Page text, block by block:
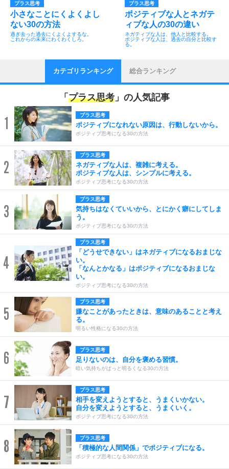
プラス思考
小さなことにくよくよし
ない30の方法
過ぎ去った過去にくよくよするな。
これからの未来にわくわくしろ。
プラス思考
ポジティブな人とネガテ
ィブな人の30の違い
ネガティブな人は、他人と比較する。
ポジティブな人は、過去の自分と比較す
る。
カテゴリランキング 総合ランキング
「 プラス思考 」の人気記事
1 プラス思考
ポジティブになれない原因は、行動しないから。
ポジティブ思考になる30の方法
2
プラス思考
ネガティブな人は、複雑に考える。
ポジティブな人は、シンプルに考える。
ポジティブ思考になる30の方法
3
プラス思考
気持ちはなくていいから、とにかく癖にしてしま
う。
ポジティブ思考になる30の方法
4
プラス思考
「どうせできない」はネガティブになるおまじな
い。
「なんとかなる」はポジティブになるおまじな
い。
ポジティブ思考になる30の方法
5
プラス思考
嫌なことがあったときは、意味のあることと考え
る。
明るい性格になる30の方法
6 プラス思考
足りないのは、自分を褒める習慣。
暗い気持ちがぱっと明るくなる30の方法
7
プラス思考
相手を変えようとすると、うまくいかない。
自分を変えようとすると、うまくいく。
ポジティブ思考になる30の方法
8 プラス思考
「積極的な人間関係」でポジティブになる。
ポジティブ思考になる30の方法